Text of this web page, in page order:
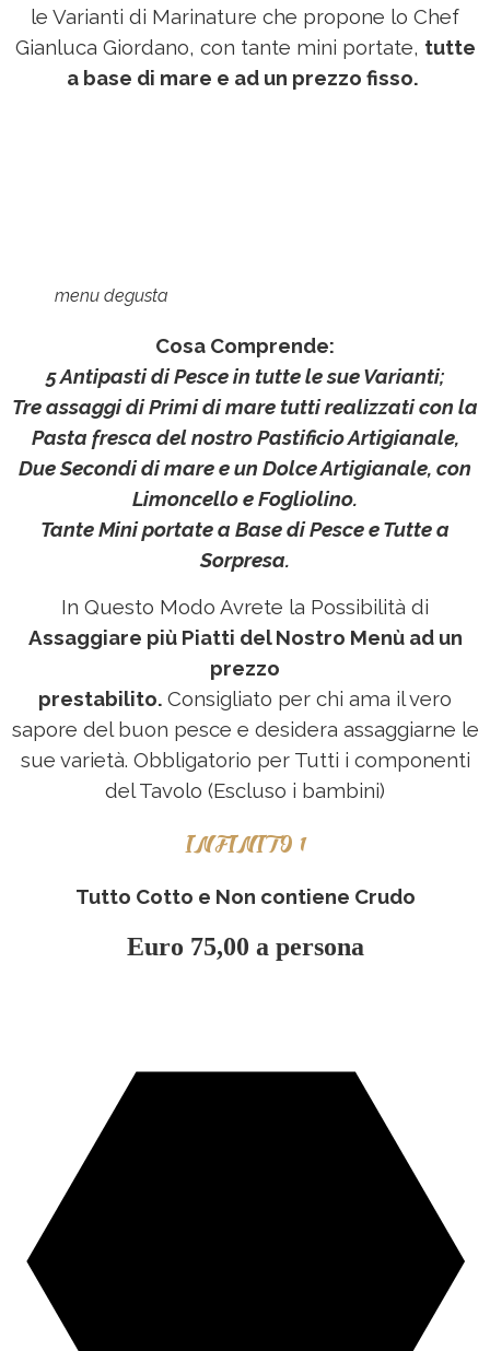
le Varianti di Marinature che propone lo Chef
Gianluca Giordano, con tante mini portate, tutte
a base di mare e ad un prezzo fisso.
menu degusta
Cosa Comprende:
5 Antipasti di Pesce in tutte le sue Varianti;
Tre assaggi di Primi di mare tutti realizzati con la
Pasta fresca del nostro Pastificio Artigianale,
Due Secondi di mare e un Dolce Artigianale, con
Limoncello e Fogliolino.
Tante Mini portate a Base di Pesce e Tutte a
Sorpresa.
In Questo Modo Avrete la Possibilità di
Assaggiare più Piatti del Nostro Menù ad un
prezzo
prestabilito. Consigliato per chi ama il vero
sapore del buon pesce e desidera assaggiarne le
sue varietà. Obbligatorio per Tutti i componenti
del Tavolo (Escluso i bambini)
INFINITO 1
Tutto Cotto e Non contiene Crudo
Euro 75,00 a persona